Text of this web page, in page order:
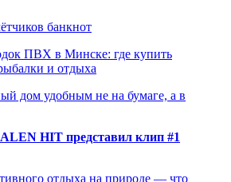
банкнот
ПВХ в Минске: где купить
и отдыха
дом удобным не на бумаге, а в
HIT представил клип #1
отдыха на природе — что